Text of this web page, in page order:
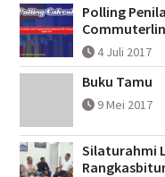
Polling
4 Juli 2017
Buku Tamu
9 Mei 2017
Silaturahmi